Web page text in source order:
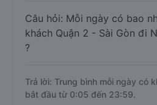
Câu hỏi: Mỗi ngày có bao
khách Quận 2 - Sài Gòn đi
?
Trả lời: Trung bình mỗi ngày có
bắt đầu từ 0:05 đến 23:59.